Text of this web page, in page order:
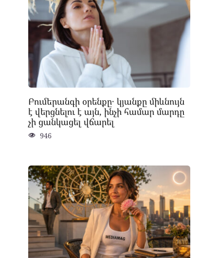
Բումերանգի օրենքը․ կյանքը միևնույն
է վերցնելու է այն, ինչի համար մարդը
չի ցանկացել վճարել
946